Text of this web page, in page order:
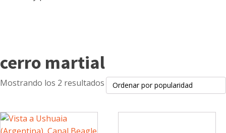
cerro martial
Mostrando los 2 resultados Ordenado
por